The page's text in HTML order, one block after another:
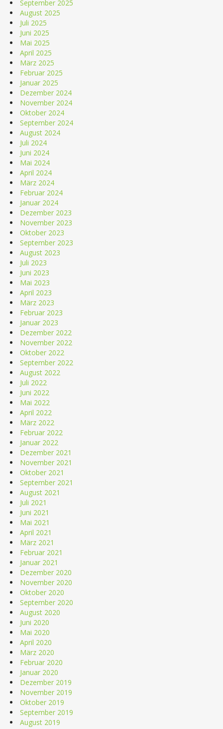
September 2025
August 2025
Juli 2025
Juni 2025
Mai 2025
April 2025
März 2025
Februar 2025
Januar 2025
Dezember 2024
November 2024
Oktober 2024
September 2024
August 2024
Juli 2024
Juni 2024
Mai 2024
April 2024
März 2024
Februar 2024
Januar 2024
Dezember 2023
November 2023
Oktober 2023
September 2023
August 2023
Juli 2023
Juni 2023
Mai 2023
April 2023
März 2023
Februar 2023
Januar 2023
Dezember 2022
November 2022
Oktober 2022
September 2022
August 2022
Juli 2022
Juni 2022
Mai 2022
April 2022
März 2022
Februar 2022
Januar 2022
Dezember 2021
November 2021
Oktober 2021
September 2021
August 2021
Juli 2021
Juni 2021
Mai 2021
April 2021
März 2021
Februar 2021
Januar 2021
Dezember 2020
November 2020
Oktober 2020
September 2020
August 2020
Juni 2020
Mai 2020
April 2020
März 2020
Februar 2020
Januar 2020
Dezember 2019
November 2019
Oktober 2019
September 2019
August 2019